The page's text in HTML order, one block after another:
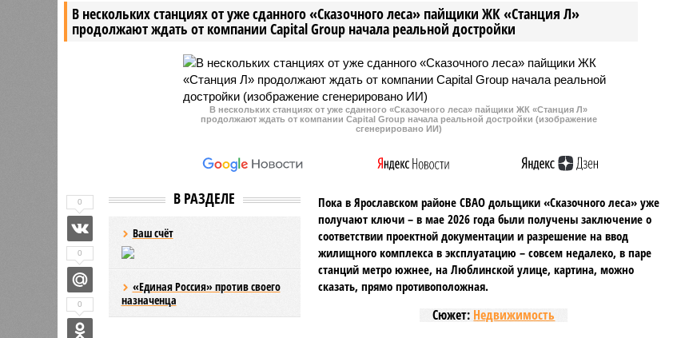
компенсацию, но в итоге в
фальсификации документов.
В нескольких станциях от уже сданного «Сказочного леса» пайщики ЖК «Станция Л»
продолжают ждать от компании Capital Group начала реальной достройки
В нескольких станциях от уже сданного «Сказочного леса» пайщики ЖК «Станция Л»
продолжают ждать от компании Capital Group начала реальной достройки (изображение
сгенерировано ИИ)
В РАЗДЕЛЕ
Ваш счёт
«Единая Россия» против своего
назначенца
Пока в Ярославском районе СВАО дольщики «Сказочного леса» уже
получают ключи – в мае 2026 года были получены заключение о
соответствии проектной документации и разрешение на ввод
жилищного комплекса в эксплуатацию – совсем недалеко, в паре
станций метро южнее, на Люблинской улице, картина, можно
сказать, прямо противоположная.
Сюжет: Недвижимость
0
0
0